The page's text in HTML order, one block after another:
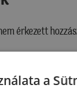
érkezett
írásaa